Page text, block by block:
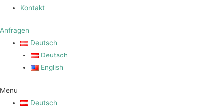
Kontakt
Anfragen
Deutsch
Deutsch
English
Menu
Deutsch